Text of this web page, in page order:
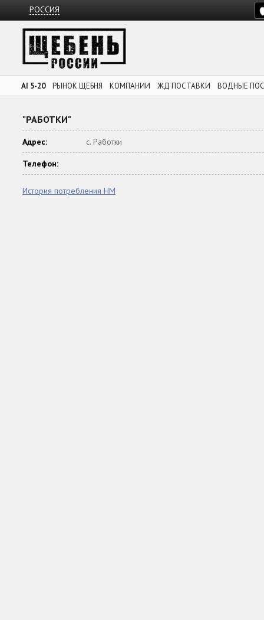
РОССИЯ
AI 5-20 РЫНОК ЩЕБНЯ КОМПАНИИ ЖД ПОСТАВКИ ВОДНЫЕ
"РАБОТКИ"
Адрес: с. Работки
Телефон:
История потребления НМ